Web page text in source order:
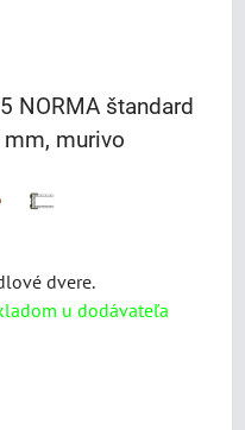
NORMA štandard
murivo
dvere.
u dodávateľa